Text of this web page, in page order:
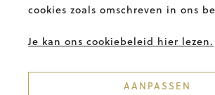
cookies zoals omschreven in ons
Je kan ons cookiebeleid hier lezen.
AANPASSEN